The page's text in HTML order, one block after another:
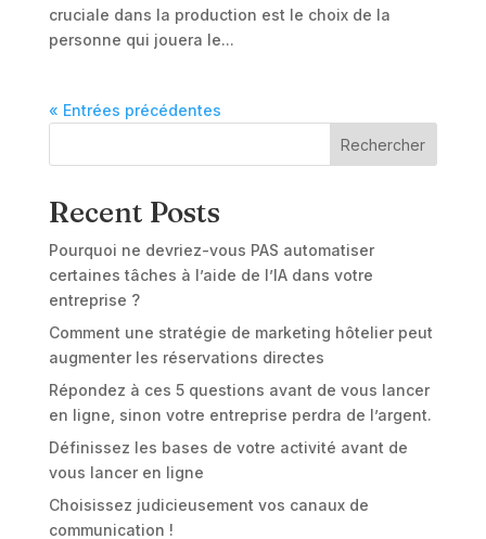
cruciale dans la production est le choix de la
personne qui jouera le...
« Entrées précédentes
Rechercher
Recent Posts
Pourquoi ne devriez-vous PAS automatiser
certaines tâches à l’aide de l’IA dans votre
entreprise ?
Comment une stratégie de marketing hôtelier peut
augmenter les réservations directes
Répondez à ces 5 questions avant de vous lancer
en ligne, sinon votre entreprise perdra de l’argent.
Définissez les bases de votre activité avant de
vous lancer en ligne
Choisissez judicieusement vos canaux de
communication !